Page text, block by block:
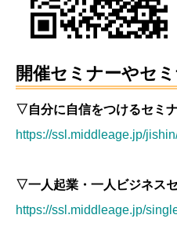
開催セミナーやセ
▽自分に自信をつけるセミ
https://ssl.middleage.jp/
▽一人起業・一人ビジネス
https://ssl.middleage.jp/